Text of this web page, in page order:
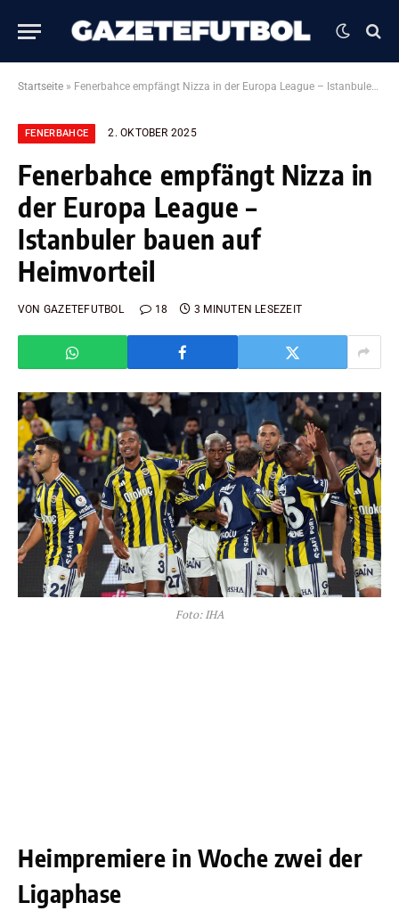
Startseite » Fenerbahce empfängt Nizza in der Europa League – Istanbuler bauen auf Heimvorteil
FENERBAHCE 2. OKTOBER 2025
Fenerbahce empfängt Nizza in
der Europa League –
Istanbuler bauen auf
Heimvorteil
VON GAZETEFUTBOL 18 3 MINUTEN LESEZEIT
Foto: IHA
Heimpremiere in Woche zwei der
Ligaphase